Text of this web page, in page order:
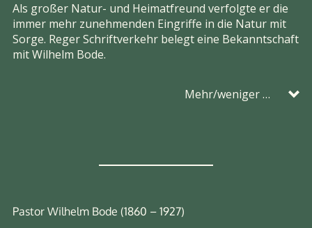
Als großer Natur- und Heimatfreund verfolgte er die
immer mehr zunehmenden Eingriffe in die Natur mit
Sorge. Reger Schriftverkehr belegt eine Bekanntschaft
mit Wilhelm Bode.
Mehr/weniger …
Pastor Wilhelm Bode (1860 – 1927)